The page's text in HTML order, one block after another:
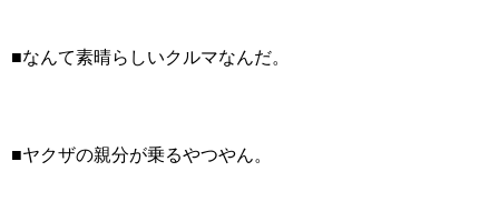
■なんて素晴らしいクルマなんだ。
■ヤクザの親分が乗るやつやん。